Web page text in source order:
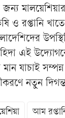
ও রপ্তানি
এই
যাচাই
নতুন
আম